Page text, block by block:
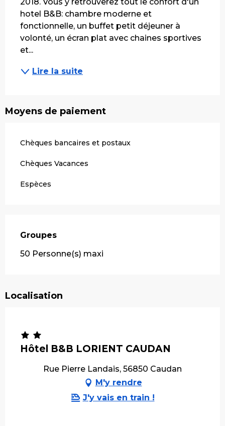
hotel B&B: chambre moderne et
fonctionnelle, un buffet petit déjeuner à
volonté, un écran plat avec chaines sportives
et...
Lire la suite
Moyens de paiement
Chèques bancaires et postaux
Chèques Vacances
Espèces
Groupes
Groupes
50 Personne(s) maxi
Localisation
Hôtel B&B LORIENT CAUDAN
Rue Pierre Landais, 56850 Caudan
M'y rendre
J'y vais en train !